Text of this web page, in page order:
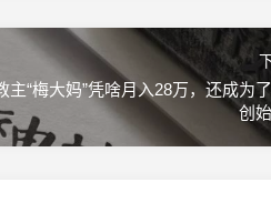
主“梅大妈”凭啥月入28万，还成为
创